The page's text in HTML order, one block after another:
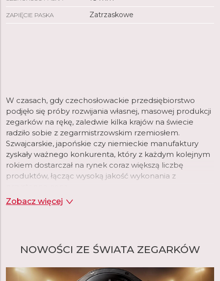
ZAPIĘCIE PASKA Zatrzaskowe
W czasach, gdy czechosłowackie przedsiębiorstwo
podjęło się próby rozwijania własnej, masowej produkcji
zegarków na rękę, zaledwie kilka krajów na świecie
radziło sobie z zegarmistrzowskim rzemiosłem.
Szwajcarskie, japońskie czy niemieckie manufaktury
zyskały ważnego konkurenta, który z każdym kolejnym
rokiem dostarczał na rynek coraz większą liczbę
produktów, łącząc wysoką jakość wykonania z
Do lat 90. ubiegłego wieku, produkowane przez Prim
zagranicznych marek trwał do 2008 roku, kiedy to
hodinarska, która stała się jedną z największych i
Zobacz więcej
NOWOŚCI ZE ŚWIATA ZEGARKÓW